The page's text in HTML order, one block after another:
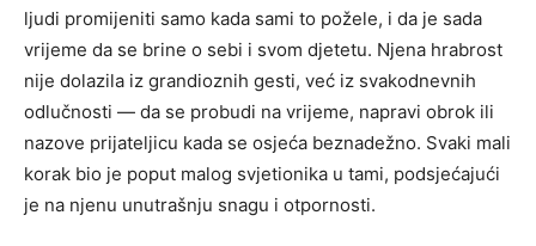
ljudi promijeniti samo kada sami to požele, i da je sada
vrijeme da se brine o sebi i svom djetetu. Njena hrabrost
nije dolazila iz grandioznih gesti, već iz svakodnevnih
odlučnosti — da se probudi na vrijeme, napravi obrok ili
nazove prijateljicu kada se osjeća beznadežno. Svaki mali
korak bio je poput malog svjetionika u tami, podsjećajući
je na njenu unutrašnju snagu i otpornosti.